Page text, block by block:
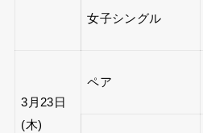
女子シングル
3月23日
(木)
ペア